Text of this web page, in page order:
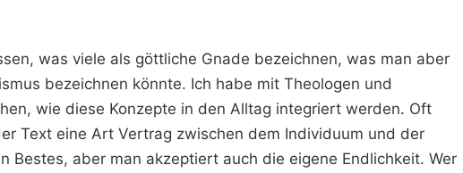
was viele als göttliche Gnade bezeichnen, was man aber
bezeichnen könnte. Ich habe mit Theologen und
wie diese Konzepte in den Alltag integriert werden. Oft
Text eine Art Vertrag zwischen dem Individuum und der
Bestes, aber man akzeptiert auch die eigene Endlichkeit. Wer